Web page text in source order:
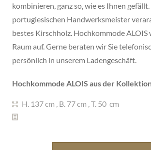
kombinieren, ganz so, wie es Ihnen
portugiesischen Handwerksmeister
bestes Kirschholz. Hochkommode ALOIS
Raum auf. Gerne beraten wir Sie
persönlich in unserem Ladengeschäft.
Hochkommode ALOIS aus der
H. 137 cm B. 77 cm T. 50 cm